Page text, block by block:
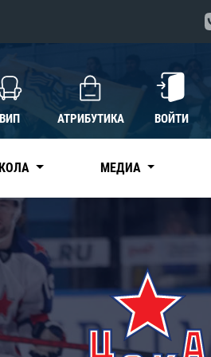
ВИП АТРИБУТИКА ВОЙТИ
МЕДИА